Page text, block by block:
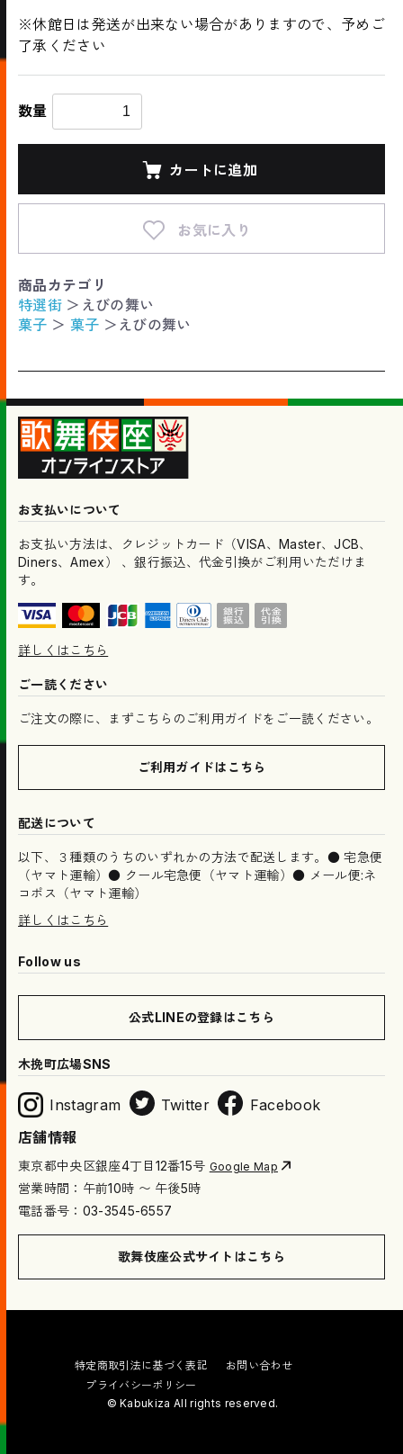
※休館日は発送が出来ない場合がありますので、予めご
了承ください
数量
カートに追加
お気に入り
商品カテゴリ
特選街 ＞ えびの舞い
菓子 ＞ 菓子 ＞ えびの舞い
お支払いについて
お支払い方法は、クレジットカード（VISA、Master、JCB、
Diners、Amex） 、銀行振込、代金引換がご利用いただけま
す。
詳しくはこちら
ご一読ください
ご注文の際に、まずこちらのご利用ガイドをご一読ください。
ご利用ガイドはこちら
配送について
以下、３種類のうちのいずれかの方法で配送します。● 宅急便
（ヤマト運輸）● クール宅急便（ヤマト運輸）● メール便:ネ
コポス（ヤマト運輸）
詳しくはこちら
Follow us
公式LINEの登録はこちら
木挽町広場SNS
Instagram Twitter
Facebook
店舗情報
東京都中央区銀座4丁目12番15号 Google Map
営業時間：午前10時 〜 午後5時
電話番号：03-3545-6557
歌舞伎座公式サイトはこちら
特定商取引法に基づく表記
プライバシーポリシー
お問い合わせ
© Kabukiza All rights reserved.